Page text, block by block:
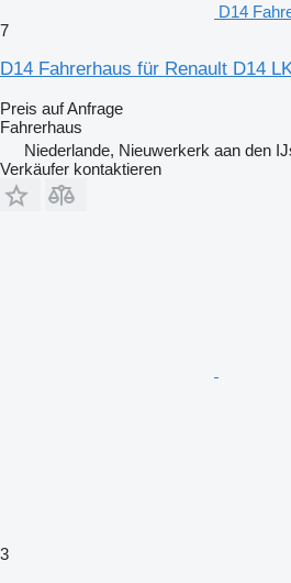
D14
7
D14 Fahrerhaus für Renault D14
Preis auf Anfrage
Fahrerhaus
Niederlande, Nieuwerkerk aan den
Verkäufer kontaktieren
3